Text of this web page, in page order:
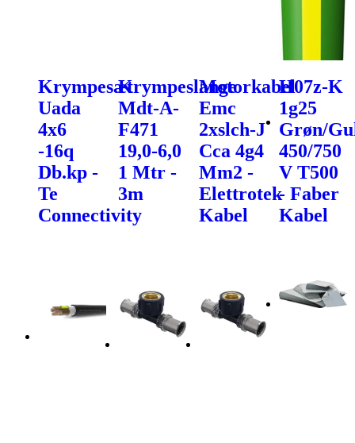
Krympesæt
Uada
4x6
-16q
Db.kp -
Te
Connectivity
Krympeslange
Mdt-A-
F471
19,0-6,0
1 Mtr -
3m
Motorkabel
Emc
2xslch-J
Cca 4g4
Mm2 -
Elettrotek
Kabel
H07z-K
1g25
Grøn/
450/750
V T500
- Faber
Kabel